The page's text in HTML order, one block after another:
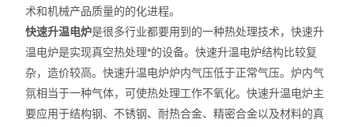
玻璃检测仪器
耐火材料保温材料检测仪
术和机械产品质量的的化进程。
快速升温电炉是很多行业都要用到的一种热处理技术，快速升
温电炉是实现真空热处理*的设备。快速升温电炉结构比较复
杂，造价较高。快速升温电炉炉内气压低于正常气压。炉内气
氛相当于一种气体，可使热处理工作不氧化。快速升温电炉主
要应用于结构钢、不锈钢、耐热合金、精密合金以及材料的真